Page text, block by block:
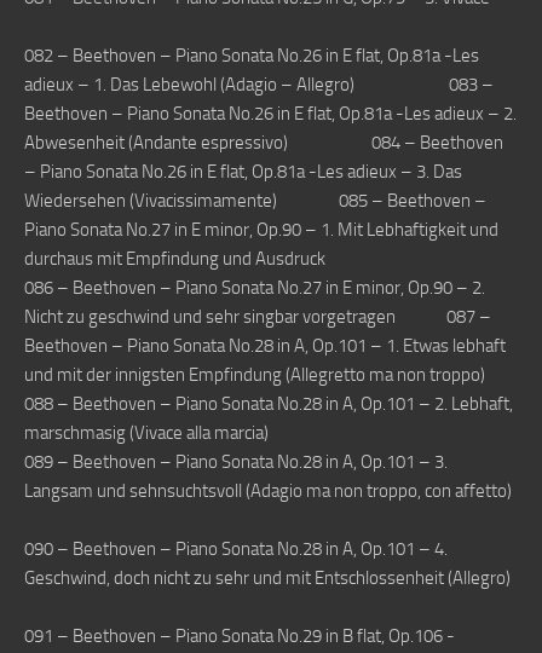
082 – Beethoven – Piano Sonata No.26 in E flat, Op.81a -Les
adieux – 1. Das Lebewohl (Adagio – Allegro) 083 –
Beethoven – Piano Sonata No.26 in E flat, Op.81a -Les adieux – 2.
Abwesenheit (Andante espressivo) 084 – Beethoven
– Piano Sonata No.26 in E flat, Op.81a -Les adieux – 3. Das
Wiedersehen (Vivacissimamente) 085 – Beethoven –
Piano Sonata No.27 in E minor, Op.90 – 1. Mit Lebhaftigkeit und
durchaus mit Empfindung und Ausdruck
086 – Beethoven – Piano Sonata No.27 in E minor, Op.90 – 2.
Nicht zu geschwind und sehr singbar vorgetragen 087 –
Beethoven – Piano Sonata No.28 in A, Op.101 – 1. Etwas lebhaft
und mit der innigsten Empfindung (Allegretto ma non troppo)
088 – Beethoven – Piano Sonata No.28 in A, Op.101 – 2. Lebhaft,
marschmasig (Vivace alla marcia)
089 – Beethoven – Piano Sonata No.28 in A, Op.101 – 3.
Langsam und sehnsuchtsvoll (Adagio ma non troppo, con affetto)
090 – Beethoven – Piano Sonata No.28 in A, Op.101 – 4.
Geschwind, doch nicht zu sehr und mit Entschlossenheit (Allegro)
091 – Beethoven – Piano Sonata No.29 in B flat, Op.106 -